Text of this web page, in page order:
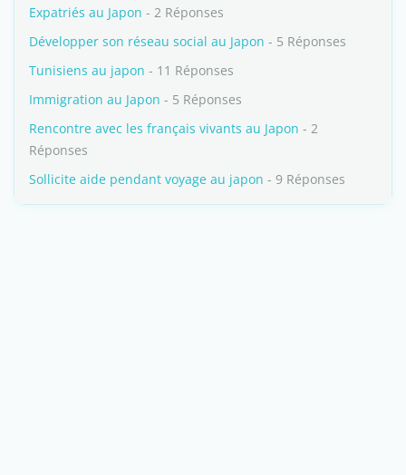
Expatriés au Japon - 2 Réponses
Développer son réseau social au Japon - 5 Réponses
Tunisiens au japon - 11 Réponses
Immigration au Japon - 5 Réponses
Rencontre avec les français vivants au Japon - 2
Réponses
Sollicite aide pendant voyage au japon - 9 Réponses